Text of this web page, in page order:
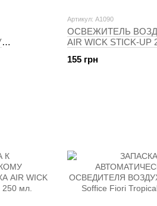
250 мл.
Артикул: A1090
ОСВЕЖИТЕЛЬ
AIR WICK STICK-UP
155 грн